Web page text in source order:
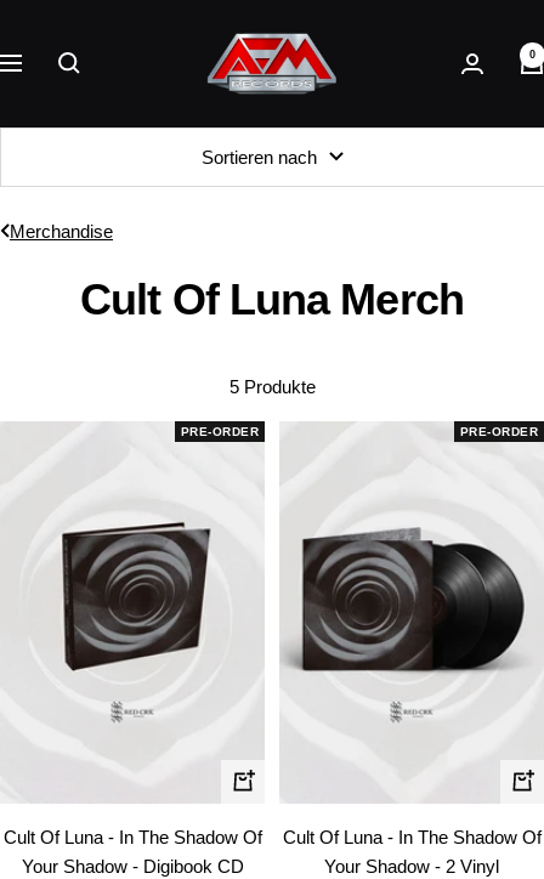
Inhalt
Navigation
AFM
Records
0
Sortieren nach
Merchandise
Cult Of Luna Merch
5 Produkte
PRE-ORDER
In
den
Warenkorb
Cult Of Luna - In The Shadow Of
Your Shadow - Digibook CD
PRE-ORDER
In
Cult Of Luna - In The Shadow Of
Your Shadow - 2 Vinyl